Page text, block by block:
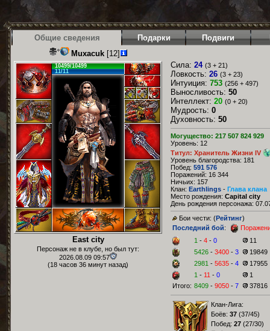
Общие сведения Подарки Подвиги
Muxacuk[12]
10499/10499
11/11
East city
Персонаж не в клубе, но был тут:
2026.08.09 09:57
(18 часов 36 минут назад)
Сила: 24 (3 + 21)
Ловкость: 26 (3 + 23)
Интуиция: 753 (256 + 497)
Выносливость: 50
Интеллект: 20 (0 + 20)
Мудрость: 0
Духовность: 50
Могущество: 217 507 824 929
Уровень: 12
Титул: Хранитель Жизни IV
Уровень благородства: 181
Побед: 591 576
Поражений: 16 344
Ничьих: 157
Клан: Earthlings - Глава клана
Место рождения: Capital city
День рождения персонажа:
Бои чести: (Рейтинг)
Последний бой:
1 - 4 - 0
11
5426 - 3400 - 3
19849
2981 - 5635 - 4
17955
1 - 11 - 0
1
Итого: 8409 - 9050 - 7 37816
Клан-Лига:
Боёв: 37 (37/45)
Побед: 27 (27/30)